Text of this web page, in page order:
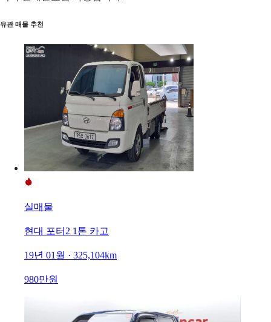
유관 매물 추천
실매물
현대 포터2 1톤 카고
19년 01월 · 325,104km
980만원